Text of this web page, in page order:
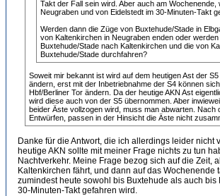
Takt der Fall sein wird. Aber auch am Wochenende,
Neugraben und von Eidelstedt im 30-Minuten-Takt
Werden dann die Züge von Buxtehude/Stade in
von Kaltenkirchen in Neugraben enden oder
Buxtehude/Stade nach Kaltenkirchen und die von
Buxtehude/Stade durchfahren?
Soweit mir bekannt ist wird auf dem heutigen Ast der
ändern, erst mit der Inbetriebnahme der S4 können
Hbf/Berliner Tor ändern. Da der heutige AKN Ast
wird diese auch von der S5 übernommen. Aber
beider Äste vollzogen wird, muss man abwarten. Nach
Entwürfen, passen in der Hinsicht die Äste nicht
Danke für die Antwort, die ich allerdings leider nicht
heutige AKN sollte mit meiner Frage nichts zu tun
Nachtverkehr. Meine Frage bezog sich auf die Zeit,
Kaltenkirchen fährt, und dann auf das Wochenende
zumindest heute sowohl bis Buxtehude als auch bis
30-Minuten-Takt gefahren wird.